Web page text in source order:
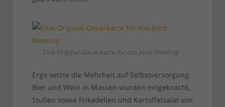
Eine Original-Dauerkarte für das Joint Meeting
Ergo setzte die Mehrheit auf Selbstversorgung.
Bier und Wein in Massen wurden mitgebracht,
Stullen sowie Frikadellen und Kartoffelsalat von